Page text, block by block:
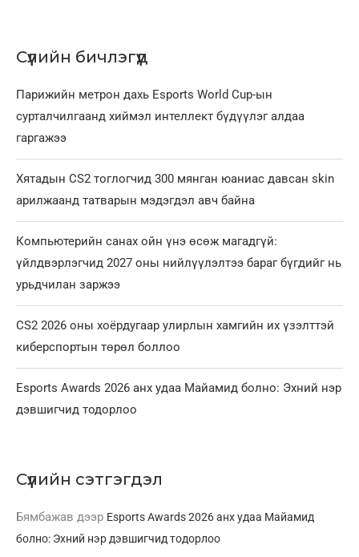
Сүүлийн бичлэгүүд
Парижийн метрон дахь Esports World Cup-ын
сурталчилгаанд хиймэл интеллект бүдүүлэг алдаа
гаргажээ
Хятадын CS2 тоглогчид 300 мянган юаниас давсан skin
арилжаанд татварын мэдэгдэл авч байна
Компьютерийн санах ойн үнэ өсөж магадгүй:
үйлдвэрлэгчид 2027 оны нийлүүлэлтээ бараг бүгдийг нь
урьдчилан заржээ
CS2 2026 оны хоёрдугаар улирлын хамгийн их үзэлттэй
киберспортын төрөл боллоо
Esports Awards 2026 анх удаа Майамид болно: Эхний нэр
дэвшигчид тодорлоо
Сүүлийн сэтгэгдэл
Бямбажав дээр Esports Awards 2026 анх удаа Майамид
болно: Эхний нэр дэвшигчид тодорлоо